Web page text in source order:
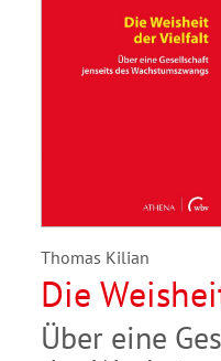
Thomas Kilian
Die
Über eine